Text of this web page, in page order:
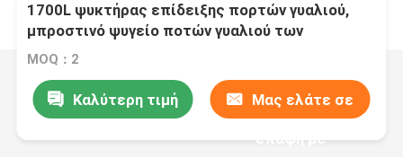
1700L ψυκτήρας επίδειξης πορτών γυαλιού,
μπροστινό ψυγείο ποτών γυαλιού των
οδηγήσεων 2m ύψος
MOQ：2
Καλύτερη τιμή Μας ελάτε σε
επαφή με